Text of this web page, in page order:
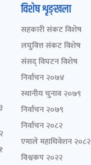
विशेष शृङ्खला
सहकारी संकट विशेष
लघुवित्त संकट विशेष
संसद् विघटन विशेष
निर्वाचन २०७४
स्थानीय चुनाव २०७९
निर्वाचन २०७९
निर्वाचन २०८२
एमाले महाधिवेशन २०८२
विश्वकप २०२२